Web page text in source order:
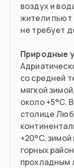
Готовы
У вас
Въезд в
Документ
Виза
воздух и
жители пьют
не требует
Природные
со средней
мягкой
около +5°C.
столице
+20°C,
горных
прохладным